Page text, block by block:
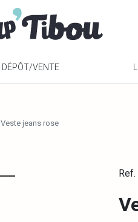
DÉPÔT/VENTE
Veste jeans rose